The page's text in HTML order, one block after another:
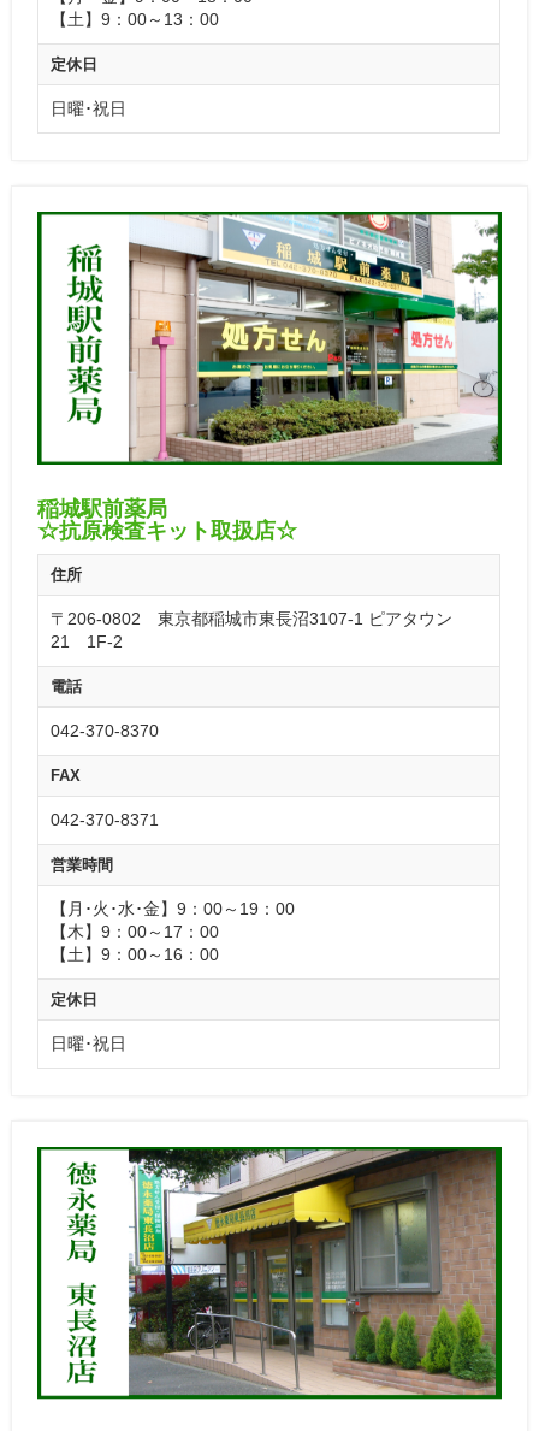
【土】9：00～13：00
定休日
日曜･祝日
稲城駅前薬局
☆抗原検査キット取扱店☆
住所
〒206-0802 東京都稲城市東長沼3107-1 ピアタウン
21 1F-2
電話
042-370-8370
FAX
042-370-8371
営業時間
【月･火･水･金】9：00～19：00
【木】9：00～17：00
【土】9：00～16：00
定休日
日曜･祝日